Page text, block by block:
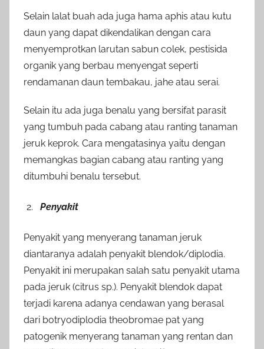
Selain lalat buah ada juga hama aphis atau kutu
daun yang dapat dikendalikan dengan cara
menyemprotkan larutan sabun colek, pestisida
organik yang berbau menyengat seperti
rendamanan daun tembakau, jahe atau serai.
Selain itu ada juga benalu yang bersifat parasit
yang tumbuh pada cabang atau ranting tanaman
jeruk keprok. Cara mengatasinya yaitu dengan
memangkas bagian cabang atau ranting yang
ditumbuhi benalu tersebut.
Penyakit
Penyakit yang menyerang tanaman jeruk
diantaranya adalah penyakit blendok/diplodia.
Penyakit ini merupakan salah satu penyakit utama
pada jeruk (citrus sp.). Penyakit blendok dapat
terjadi karena adanya cendawan yang berasal
dari botryodiplodia theobromae pat yang
patogenik menyerang tanaman yang rentan dan